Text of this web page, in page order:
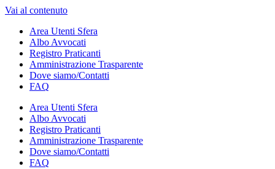
Vai al contenuto
Area Utenti Sfera
Albo Avvocati
Registro Praticanti
Amministrazione Trasparente
Dove siamo/Contatti
FAQ
Area Utenti Sfera
Albo Avvocati
Registro Praticanti
Amministrazione Trasparente
Dove siamo/Contatti
FAQ